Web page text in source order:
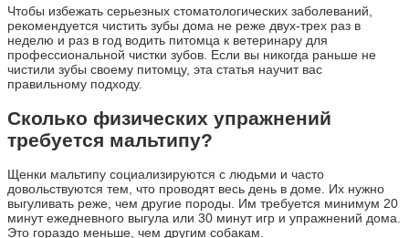
Чтобы избежать серьезных стоматологических заболеваний,
рекомендуется чистить зубы дома не реже двух-трех раз в
неделю и раз в год водить питомца к ветеринару для
профессиональной чистки зубов. Если вы никогда раньше не
чистили зубы своему питомцу, эта статья научит вас
правильному подходу.
Сколько физических упражнений
требуется мальтипу?
Щенки мальтипу социализируются с людьми и часто
довольствуются тем, что проводят весь день в доме. Их нужно
выгуливать реже, чем другие породы. Им требуется минимум 20
минут ежедневного выгула или 30 минут игр и упражнений дома.
Это гораздо меньше, чем другим собакам.